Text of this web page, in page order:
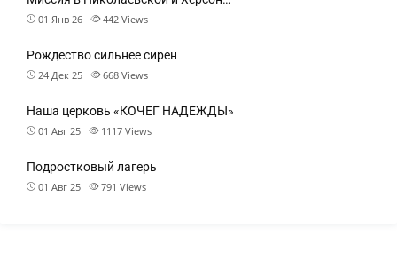
01 Янв 26 442 Views
Рождество сильнее сирен
24 Дек 25 668 Views
Наша церковь «КОЧЕГ НАДЕЖДЫ»
01 Авг 25 1117 Views
Подростковый лагерь
01 Авг 25 791 Views